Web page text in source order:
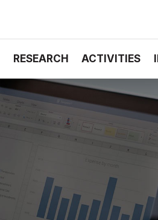
RESEARCH ACTIVITIES